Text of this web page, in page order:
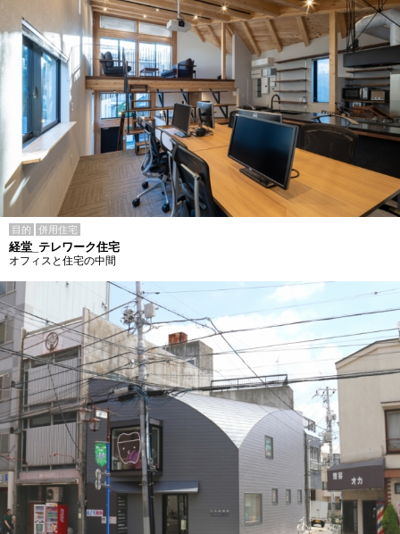
目的 併用住宅
経堂_テレワーク住宅
オフィスと住宅の中間